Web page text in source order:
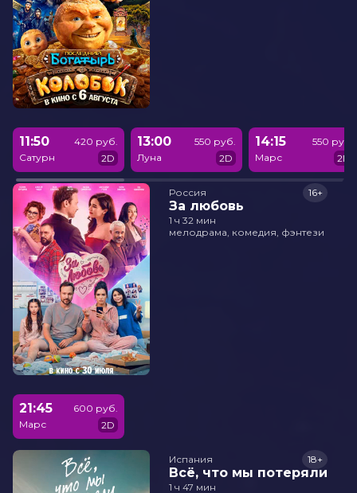
11:50
Сатурн
420 руб.
2D
13:00
Луна
550 руб.
2D
14:15
Марс
550 руб.
2D
Россия
За любовь
16+
1 ч 32 мин
мелодрама, комедия, фэнтези
21:45
Марс
600 руб.
2D
Испания
Всё, что мы потеряли
18+
1 ч 47 мин